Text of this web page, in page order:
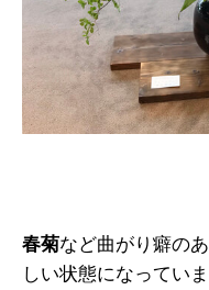
春菊など曲がり癖の
しい状態になっていま